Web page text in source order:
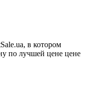
в котором
по лучшей цене цене